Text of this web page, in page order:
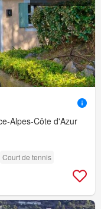
Alpes-Côte d'Azur
Court de tennis